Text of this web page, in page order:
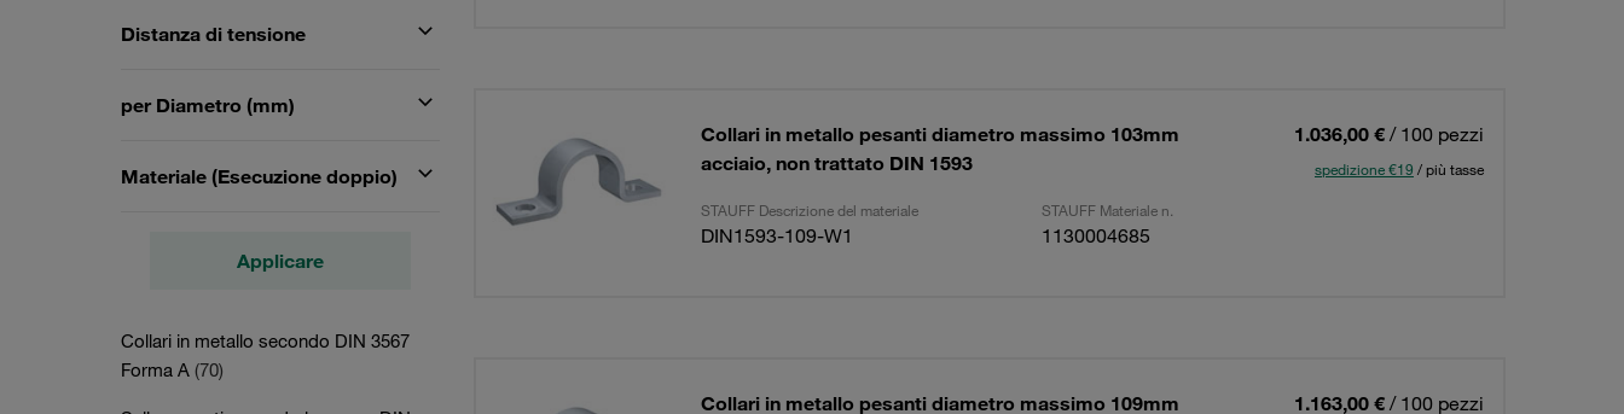
Distanza di tensione
per Diametro (mm)
Materiale (Esecuzione doppio)
Applicare
Collari in metallo secondo DIN 3567
Forma A (70)
Collari in metallo pesanti diametro massimo 103mm
acciaio, non trattato DIN 1593
1.036,00 € / 100 pezzi
spedizione €19 / più tasse
STAUFF Descrizione del materiale STAUFF Materiale n.
DIN1593-109-W1 1130004685
Collari in metallo pesanti diametro massimo 109mm
1.163,00 € / 100 pezzi